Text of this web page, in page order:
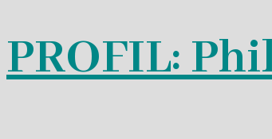
PROFIL: